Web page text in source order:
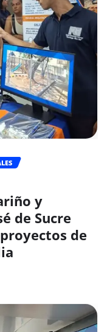
y
de Sucre
de